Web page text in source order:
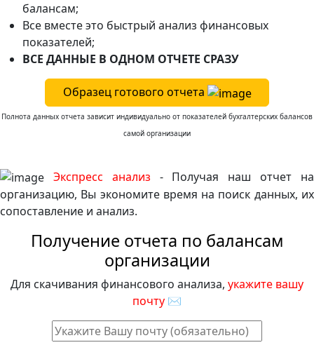
балансам;
Все вместе это быстрый анализ финансовых
показателей;
ВСЕ ДАННЫЕ В ОДНОМ ОТЧЕТЕ СРАЗУ
Образец готового отчета
Полнота данных отчета зависит индивидуально от показателей бухгалтерских балансов
самой организации
Экспресс анализ - Получая наш отчет на
организацию, Вы экономите время на поиск данных, их
сопоставление и анализ.
Получение отчета по балансам
организации
Для скачивания финансового анализа, укажите вашу
почту ✉